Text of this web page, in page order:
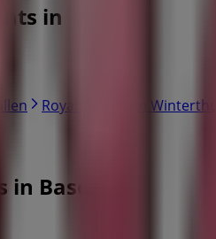
in Basel
Royal Donuts in Winterthur
Basel